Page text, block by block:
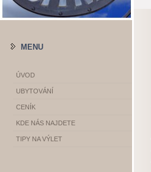
MENU
ÚVOD
UBYTOVÁNÍ
CENÍK
KDE NÁS NAJDETE
TIPY NA VÝLET